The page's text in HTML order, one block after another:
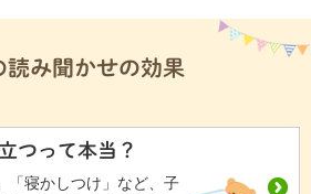
読み聞かせの効果
つって本当？
「寝かしつけ」など、子